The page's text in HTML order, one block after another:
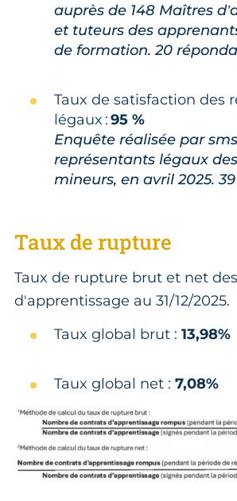
auprès de 148 Maîtres
et tuteurs des
de formation. 20
Taux de satisfaction des
légaux :95 %
Enquête réalisée par
représentants légaux
mineurs, en avril 2025.
Taux de rupture
Taux de rupture brut et net
d'apprentissage au 31/12/2025.
Taux global brut : 13,98%
Taux global net : 7,08%